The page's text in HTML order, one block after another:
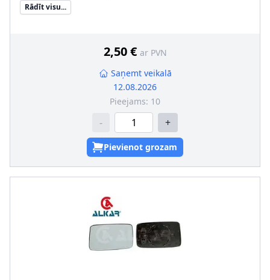
Rādīt visu...
2,50 € ar PVN
Saņemt veikalā
12.08.2026
Pieejams: 10
- +
Pievienot grozam